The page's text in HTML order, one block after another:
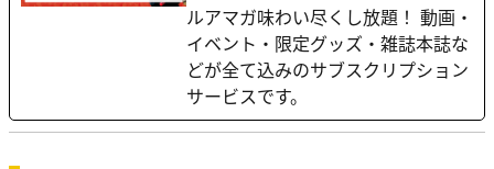
ルアマガ味わい尽くし放題！ 動画・
イベント・限定グッズ・雑誌本誌な
どが全て込みのサブスクリプション
サービスです。